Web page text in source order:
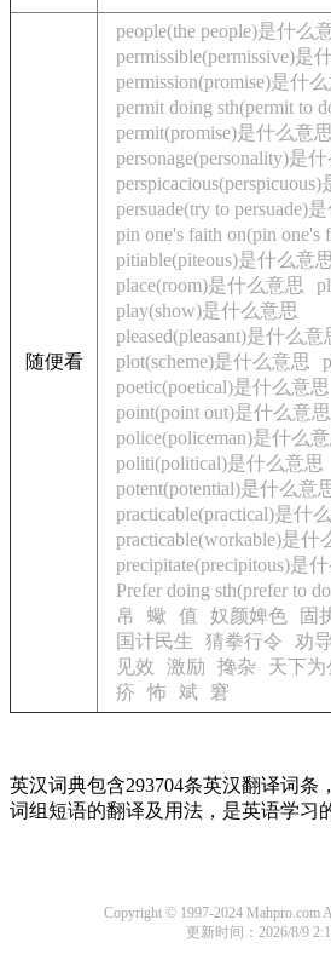
随便看
people(the people)是什么
permissible(permissive)是
permission(promise)是什
permit doing sth(permit to
permit(promise)是什么意思
personage(personality)是
persuade(try to persuade)
pin one's faith on(pin
pitiable(piteous)是什么意思
place(room)是什么意思
play(show)是什么意思
pleased(pleasant)是什么意
plot(scheme)是什么意思
poetic(poetical)是什么意思
point(point out)是什么意思
police(policeman)是什么
politi(political)是什么意思
potent(potential)是什么意
practicable(practical)是什
practicable(workable)是什
precipitate(precipitous)是
Prefer doing sth(prefer to
帛
蠍 值 奴颜婢色 固
国计民生
猜拳行令 劝导
见效
激励 搀杂 天下为
疥
怖 斌 窘
英汉词典包含293704条英汉翻译词条
词组短语的翻译及用法，是英语学习
Copyright © 1997-2024 Mahpro.com
更新时间：2026/8/9